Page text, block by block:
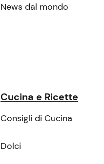
News dal mondo
Cucina e Ricette
Consigli di Cucina
Dolci